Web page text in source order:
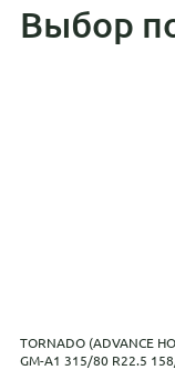
Выбор
TORNADO (ADVANCE
GM-A1 315/80 R22.5